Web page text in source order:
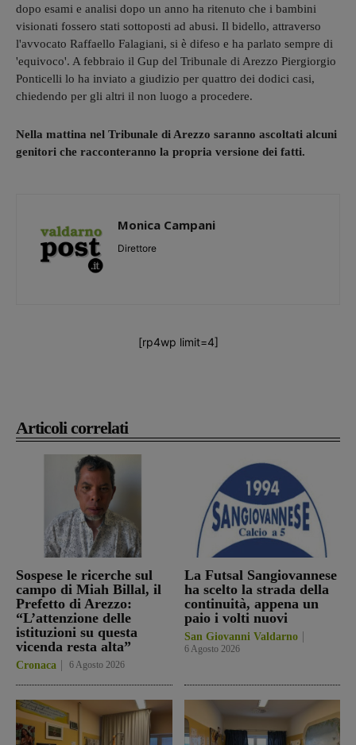
Articoli correlati
Sospese le ricerche sul
campo di Miah Billal, il
Prefetto di Arezzo:
“L’attenzione delle
istituzioni su questa
vicenda resta alta”
Cronaca 6 Agosto 2026
La Futsal Sangiovannese
ha scelto la strada della
continuità, appena un
paio i volti nuovi
San Giovanni Valdarno
6 Agosto 2026
dopo esami e analisi dopo un anno ha ritenuto che i bambini
visionati fossero stati sottoposti ad abusi. Il bidello, attraverso
l'avvocato Raffaello Falagiani, si è difeso e ha parlato sempre di
'equivoco'. A febbraio il Gup del Tribunale di Arezzo Piergiorgio
Ponticelli lo ha inviato a giudizio per quattro dei dodici casi,
chiedendo per gli altri il non luogo a procedere.
Nella mattina nel Tribunale di Arezzo saranno ascoltati alcuni
genitori che racconteranno la propria versione dei fatti.
Monica Campani
Direttore
[rp4wp limit=4]